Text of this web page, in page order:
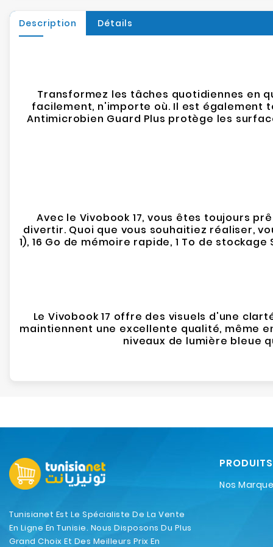
Description Détails
Transformez les tâches quotidiennes en
facilement, n'importe où. Il est également
Antimicrobien Guard Plus protège les
Avec le Vivobook 17, vous êtes toujours
divertir. Quoi que vous souhaitiez réaliser,
1), 16 Go de mémoire rapide, 1 To de
Le Vivobook 17 offre des visuels d'une
maintiennent une excellente qualité, même
niveaux de lumière bleue
Tunisianet Est Le Spécialiste De La Vente
En Ligne En Tunisie. Nous Disposons Du Plus
Grand Choix Et Des Meilleurs Prix En
PRODUITS
Nos